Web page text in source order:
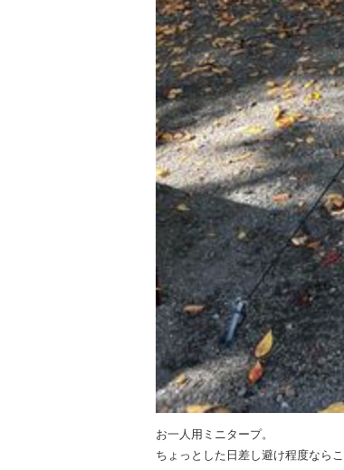
お一人用ミニタープ。
ちょっとした日差し避け程度なら